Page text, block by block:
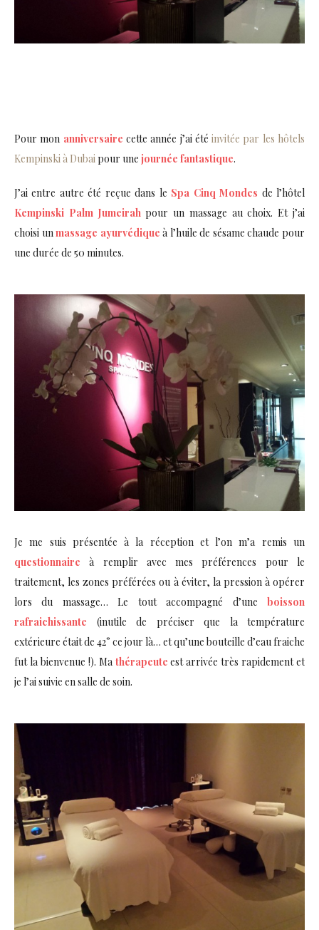
Pour mon anniversaire cette année j’ai étéinvitée par les hôtels
Kempinski à Dubai pour une journée fantastique.
J’ai entre autre été reçue dans le Spa Cinq Mondes de l’hôtel
Kempinski Palm Jumeirah pour un massage au choix. Et j’ai
choisi unmassage ayurvédique à l’huile de sésame chaude pour
une durée de 50 minutes.
Je me suis présentée à la réception et l’on m’a remis un
questionnaire à remplir avec mes préférences pour le
traitement, les zones préférées ou à éviter, la pression à opérer
lors du massage… Le tout accompagné d’une boisson
rafraichissante (inutile de préciser que la température
extérieure était de 42° ce jour là… et qu’une bouteille d’eau fraiche
fut la bienvenue !). Ma thérapeute est arrivée très rapidement et
je l’ai suivie en salle de soin.